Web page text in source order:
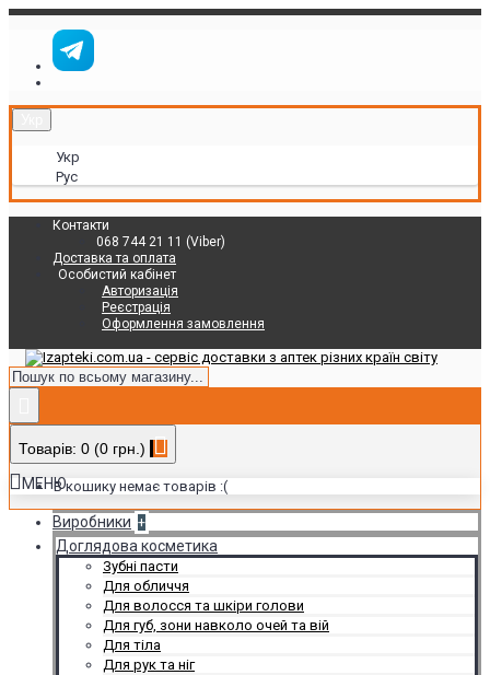
Укр
Рус
Контакти
068 744 21 11 (Viber)
Доставка та оплата
Особистий кабінет
Авторизація
Реєстрація
Оформлення замовлення
Товарів: 0 (0 грн.)
В кошику немає товарів :(
МЕНЮ
Виробники +
Доглядова косметика
Зубні пасти
Для обличчя
Для волосся та шкіри голови
Для губ, зони навколо очей та вій
Для тіла
Для рук та ніг